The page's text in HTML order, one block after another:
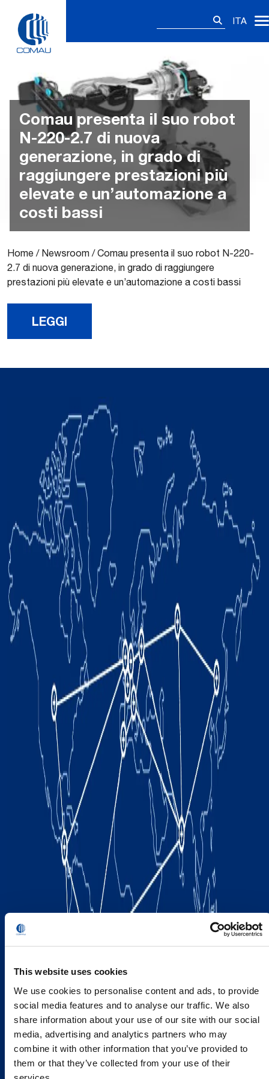
This website uses cookies
We use cookies to personalise content and ads, to provide
social media features and to analyse our traffic. We also
share information about your use of our site with our social
media, advertising and analytics partners who may
combine it with other information that you’ve provided to
them or that they’ve collected from your use of their
content
ITA
Comau presenta il suo robot
N-220-2.7 di nuova
generazione, in grado di
raggiungere prestazioni più
elevate e un’automazione a
costi bassi
Home / Newsroom /Comau presenta il suo robot N-220-
2.7 di nuova generazione, in grado di raggiungere
prestazioni più elevate e un’automazione a costi bassi
LEGGI